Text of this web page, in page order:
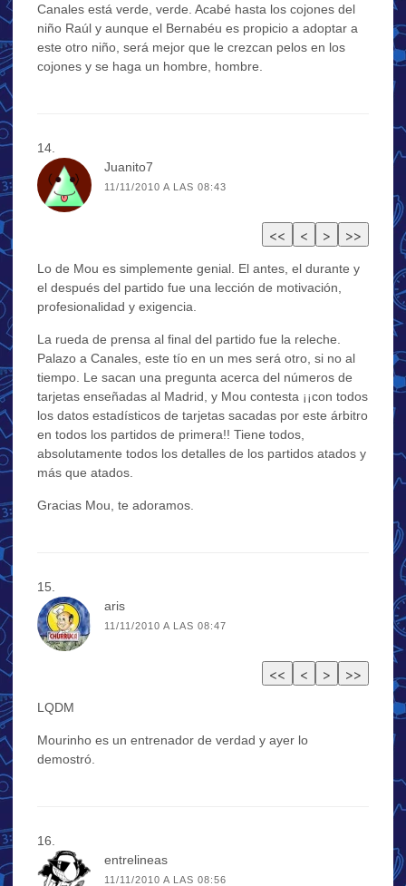
Canales está verde, verde. Acabé hasta los cojones del
niño Raúl y aunque el Bernabéu es propicio a adoptar a
este otro niño, será mejor que le crezcan pelos en los
cojones y se haga un hombre, hombre.
Juanito7
11/11/2010 A LAS 08:43
Lo de Mou es simplemente genial. El antes, el durante y
el después del partido fue una lección de motivación,
profesionalidad y exigencia.
La rueda de prensa al final del partido fue la releche.
Palazo a Canales, este tío en un mes será otro, si no al
tiempo. Le sacan una pregunta acerca del números de
tarjetas enseñadas al Madrid, y Mou contesta ¡¡con todos
los datos estadísticos de tarjetas sacadas por este árbitro
en todos los partidos de primera!! Tiene todos,
absolutamente todos los detalles de los partidos atados y
más que atados.
Gracias Mou, te adoramos.
aris
11/11/2010 A LAS 08:47
LQDM
Mourinho es un entrenador de verdad y ayer lo
demostró.
entrelineas
11/11/2010 A LAS 08:56